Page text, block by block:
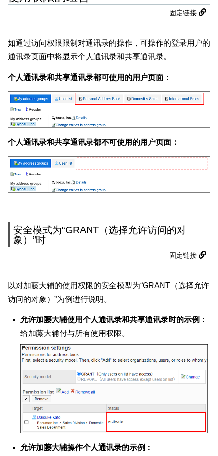
固定链接
如通过访问权限限制对通讯录的操作，可操作的登录用户的
通讯录页面中将显示个人通讯录和共享通讯录。
个人通讯录和共享通讯录都可使用的用户页面：
个人通讯录和共享通讯录都不可使用的用户页面：
安全模式为“GRANT（选择允许访问的对
象）”时
固定链接
以对加藤大辅的使用权限的安全模型为“GRANT（选择允许
访问的对象）”为例进行说明。
允许加藤大辅使用个人通讯录和共享通讯录时的示例：
给加藤大辅付与所有使用权限。
允许加藤大辅操作个人通讯录的示例：